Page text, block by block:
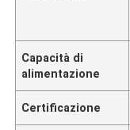
Capacità di
alimentazione
Certificazione